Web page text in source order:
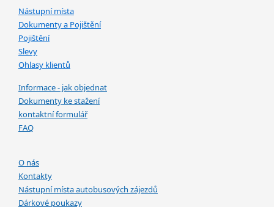
Nástupní místa
Dokumenty a Pojištění
Pojištění
Slevy
Ohlasy klientů
Informace - jak objednat
Dokumenty ke stažení
kontaktní formulář
FAQ
O nás
Kontakty
Nástupní místa autobusových zájezdů
Dárkové poukazy